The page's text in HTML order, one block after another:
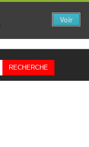
Voir